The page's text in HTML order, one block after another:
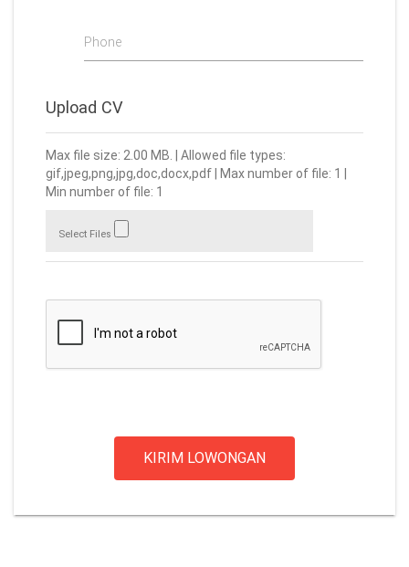
Phone
Upload CV
Max file size: 2.00 MB. | Allowed file types:
gif,jpeg,png,jpg,doc,docx,pdf | Max number of file: 1 |
Min number of file: 1
Select Files
KIRIM LOWONGAN